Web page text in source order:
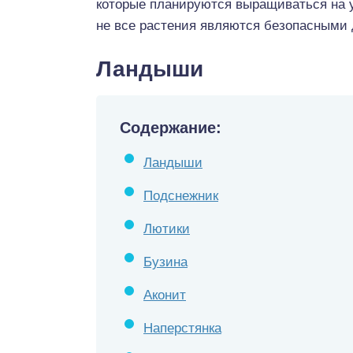
которые планируются выращиваться на
не все растения являются
Ландыши
Содержание:
Ландыши
Подснежник
Лютики
Бузина
Аконит
Наперстянка